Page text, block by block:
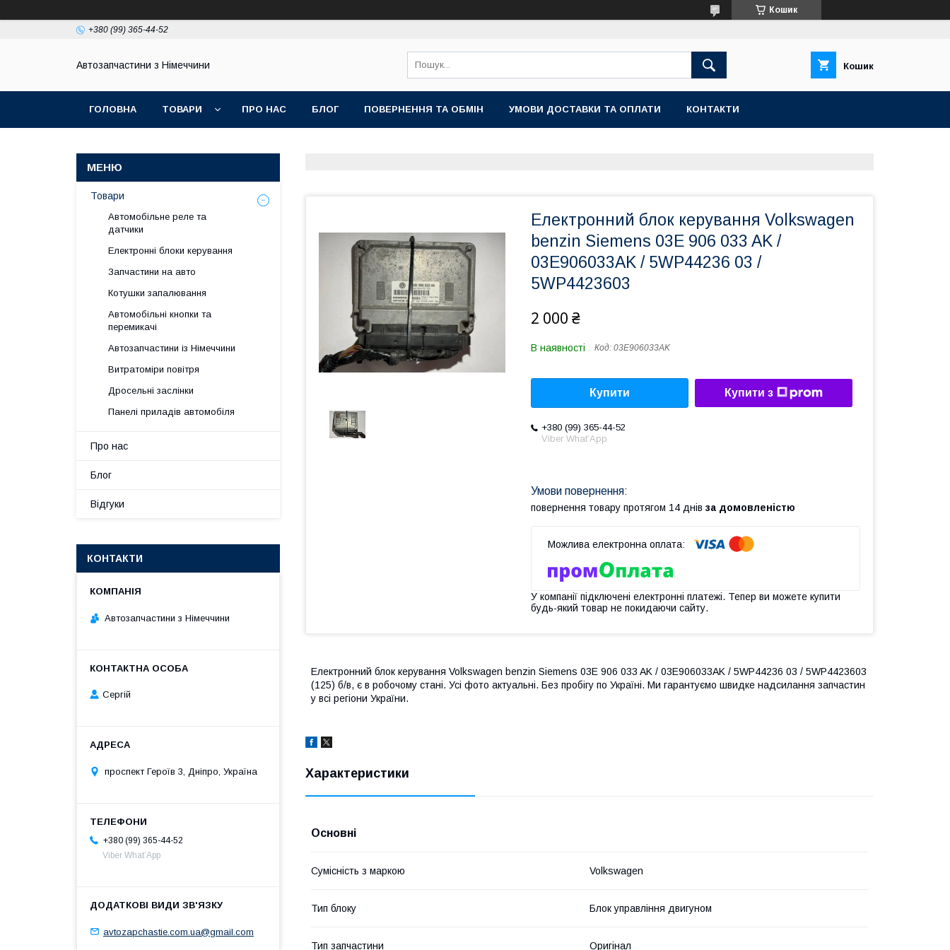
Кошик
+380 (99) 365-44-52
Автозапчастини з Німеччини Кошик
ГОЛОВНА ТОВАРИ ПРО НАС БЛОГ ПОВЕРНЕННЯ ТА ОБМІН УМОВИ ДОСТАВКИ ТА ОПЛАТИ КОНТАКТИ
Електронний блок керування Volkswagen
benzin Siemens 03E 906 033 AK /
03E906033AK / 5WP44236 03 /
5WP4423603
2 000 ₴
В наявності Код: 03E906033AK
Купити Купити з
+380 (99) 365-44-52
Viber What’App
повернення товару протягом 14 днів за домовленістю
У компанії підключені електронні платежі. Тепер ви можете купити
будь-який товар не покидаючи сайту.
Електронний блок керування Volkswagen benzin Siemens 03E 906 033 AK / 03E906033AK / 5WP44236 03 / 5WP4423603
(125) б/в, є в робочому стані. Усі фото актуальні. Без пробігу по Україні. Ми гарантуємо швидке надсилання запчастин
у всі регіони України.
Характеристики
Основні
Сумісність з маркою Volkswagen
Тип блоку Блок управління двигуном
Тип запчастини Оригінал
Товари
Автомобільне реле та
датчики
Електронні блоки керування
Запчастини на авто
Котушки запалювання
Автомобільні кнопки та
перемикачі
Автозапчастини із Німеччини
Витратоміри повітря
Дросельні заслінки
Панелі приладів автомобіля
Про нас
Блог
Відгуки
КОНТАКТИ
Автозапчастини з Німеччини
Сергій
проспект Героїв 3, Дніпро, Україна
+380 (99) 365-44-52
Viber What’App
avtozapchastie.com.ua@gmail.com